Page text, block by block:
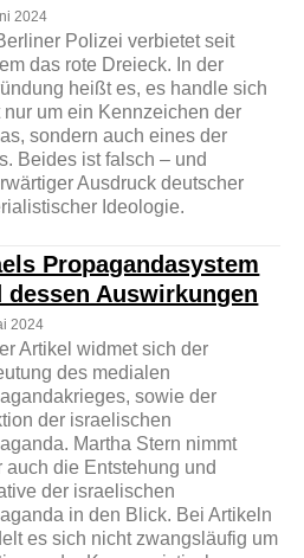
2024
Polizei verbietet seit
das rote Dreieck. In der
heißt es, es handle sich
nur um ein Kennzeichen der
sondern auch eines der
Beides ist falsch – und
Ausdruck deutscher
Ideologie.
Propagandasystem
dessen Auswirkungen
2024
Artikel widmet sich der
des medialen
sowie der
der israelischen
Martha Stern nimmt
auch die Entstehung und
der israelischen
in den Blick. Bei Artikeln
es sich nicht zwangsläufig um